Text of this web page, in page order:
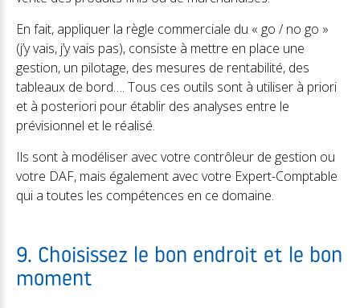
En fait, appliquer la règle commerciale du « go / no go »
(j’y vais, j’y vais pas), consiste à mettre en place une
gestion, un pilotage, des mesures de rentabilité, des
tableaux de bord…. Tous ces outils sont à utiliser à priori
et à posteriori pour établir des analyses entre le
prévisionnel et le réalisé.
Ils sont à modéliser avec votre contrôleur de gestion ou
votre DAF, mais également avec votre Expert-Comptable
qui a toutes les compétences en ce domaine.
9. Choisissez le bon endroit et le bon
moment